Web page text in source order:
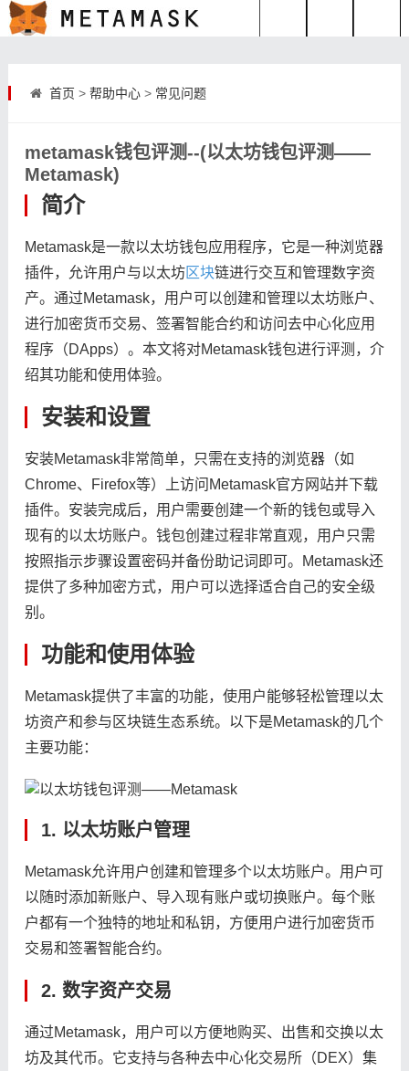
首页 > 帮助中心> 常见问题
metamask钱包评测--(以太坊钱包评测——
Metamask)
简介
Metamask是一款以太坊钱包应用程序，它是一种浏览器
插件，允许用户与以太坊区块链进行交互和管理数字资
产。通过Metamask，用户可以创建和管理以太坊账户、
进行加密货币交易、签署智能合约和访问去中心化应用
程序（DApps）。本文将对Metamask钱包进行评测，介
绍其功能和使用体验。
安装和设置
安装Metamask非常简单，只需在支持的浏览器（如
Chrome、Firefox等）上访问Metamask官方网站并下载
插件。安装完成后，用户需要创建一个新的钱包或导入
现有的以太坊账户。钱包创建过程非常直观，用户只需
按照指示步骤设置密码并备份助记词即可。Metamask还
提供了多种加密方式，用户可以选择适合自己的安全级
别。
功能和使用体验
Metamask提供了丰富的功能，使用户能够轻松管理以太
坊资产和参与区块链生态系统。以下是Metamask的几个
主要功能：
1. 以太坊账户管理
Metamask允许用户创建和管理多个以太坊账户。用户可
以随时添加新账户、导入现有账户或切换账户。每个账
户都有一个独特的地址和私钥，方便用户进行加密货币
交易和签署智能合约。
2. 数字资产交易
通过Metamask，用户可以方便地购买、出售和交换以太
坊及其代币。它支持与各种去中心化交易所（DEX）集